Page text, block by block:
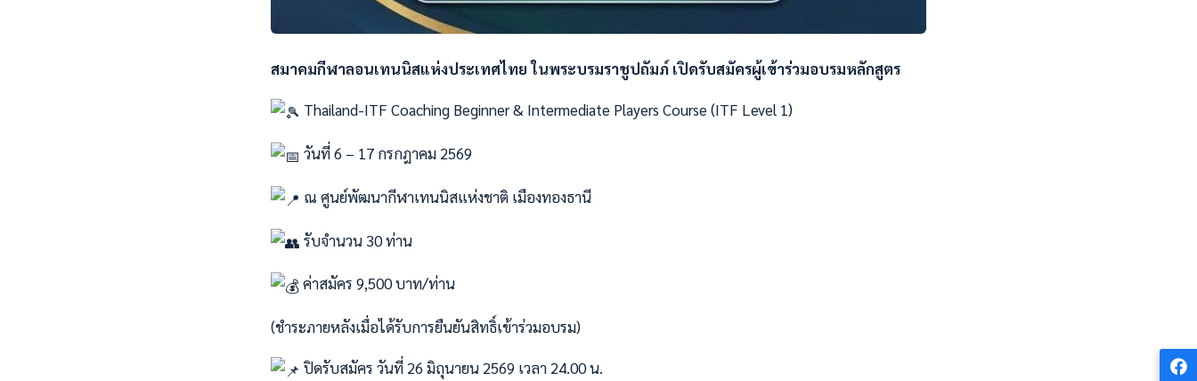
สมาคมกีฬาลอนเทนนิสแห่งประเทศไทย ในพระบรมราชูปถัมภ์ เปิดรับสมัครผู้เข้าร่วมอบรมหลักสูตร
Thailand-ITF Coaching Beginner & Intermediate Players Course (ITF Level 1)
วันที่ 6 – 17 กรกฎาคม 2569
ณ ศูนย์พัฒนากีฬาเทนนิสแห่งชาติ เมืองทองธานี
รับจำนวน 30 ท่าน
ค่าสมัคร 9,500 บาท/ท่าน
(ชำระภายหลังเมื่อได้รับการยืนยันสิทธิ์เข้าร่วมอบรม)
ปิดรับสมัคร วันที่ 26 มิถุนายน 2569 เวลา 24.00 น.